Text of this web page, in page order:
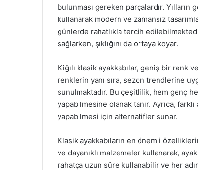
bulunması gereken parçalardır.
kullanarak modern ve zamansız
günlerde rahatlıkla tercih
sağlarken, şıklığını da ortaya koyar.
Kiğılı klasik ayakkabılar, geniş bir renk
renklerin yanı sıra, sezon trendlerine
sunulmaktadır. Bu çeşitlilik, hem genç
yapabilmesine olanak tanır. Ayrıca,
yapabilmesi için alternatifler sunar.
Klasik ayakkabıların en önemli
ve dayanıklı malzemeler kullanarak,
rahatça uzun süre kullanabilir ve her